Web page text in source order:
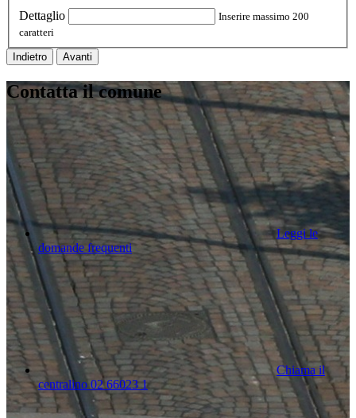
Dettaglio
Inserire massimo 200
caratteri
Indietro Avanti
Contatta il comune
Leggi le
domande frequenti
Chiama il
centralino 02 66023 1